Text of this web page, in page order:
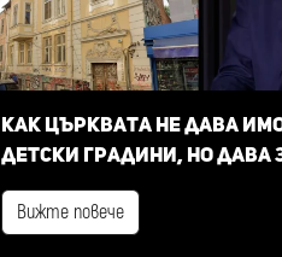
Как Църквата не дава
детски градини, но дава
Вижте повече